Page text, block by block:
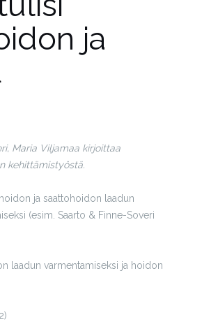
ja
Maria Viljamaa kirjoittaa
kehittämistyöstä.
ja saattohoidon laadun
(esim. Saarto & Finne-Soveri
laadun varmentamiseksi ja hoidon